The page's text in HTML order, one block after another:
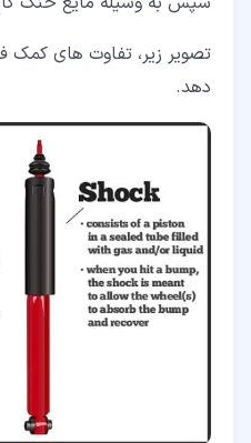
تصویر زیر، تفاوت های کمک
دهد.